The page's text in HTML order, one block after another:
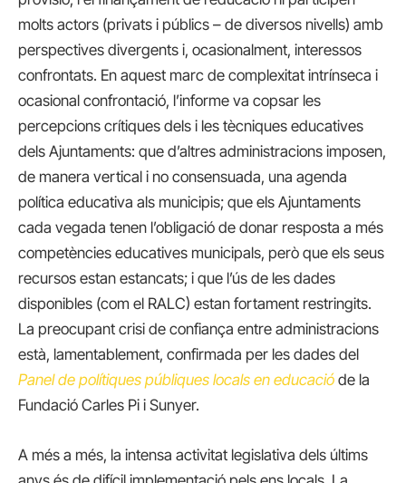
molts actors (privats i públics – de diversos nivells) amb
perspectives divergents i, ocasionalment, interessos
confrontats. En aquest marc de complexitat intrínseca i
ocasional confrontació, l’informe va copsar les
percepcions crítiques dels i les tècniques educatives
dels Ajuntaments: que d’altres administracions imposen,
de manera vertical i no consensuada, una agenda
política educativa als municipis; que els Ajuntaments
cada vegada tenen l’obligació de donar resposta a més
competències educatives municipals, però que els seus
recursos estan estancats; i que l’ús de les dades
disponibles (com el RALC) estan fortament restringits.
La preocupant crisi de confiança entre administracions
està, lamentablement, confirmada per les dades del
Panel de polítiques públiques locals en educació de la
Fundació Carles Pi i Sunyer.
A més a més, la intensa activitat legislativa dels últims